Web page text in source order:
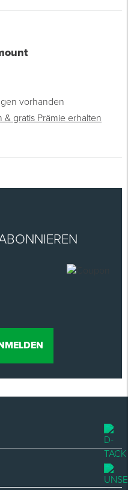
vorhanden
gratis Prämie erhalten